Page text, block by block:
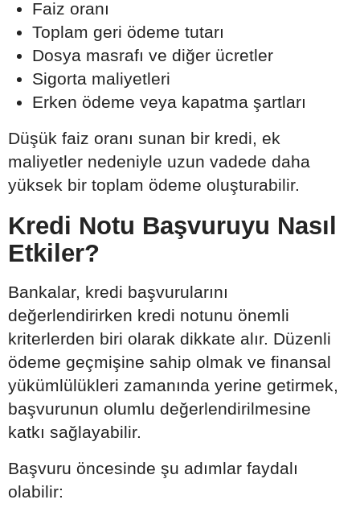
Faiz oranı
Toplam geri ödeme tutarı
Dosya masrafı ve diğer ücretler
Sigorta maliyetleri
Erken ödeme veya kapatma şartları
Düşük faiz oranı sunan bir kredi, ek
maliyetler nedeniyle uzun vadede daha
yüksek bir toplam ödeme oluşturabilir.
Kredi Notu Başvuruyu Nasıl
Etkiler?
Bankalar, kredi başvurularını
değerlendirirken kredi notunu önemli
kriterlerden biri olarak dikkate alır. Düzenli
ödeme geçmişine sahip olmak ve finansal
yükümlülükleri zamanında yerine getirmek,
başvurunun olumlu değerlendirilmesine
katkı sağlayabilir.
Başvuru öncesinde şu adımlar faydalı
olabilir: